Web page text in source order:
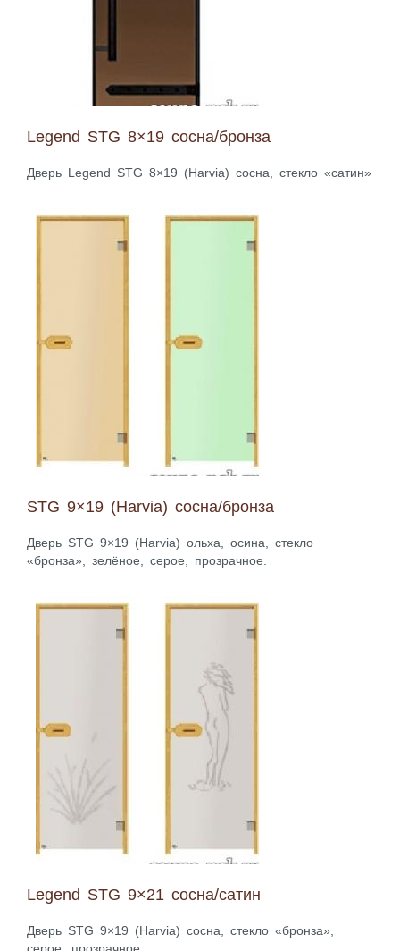
Legend STG 8×19 сосна/бронза
Дверь Legend STG 8×19 (Harvia) сосна, стекло «сатин»
STG 9×19 (Harvia) сосна/бронза
Дверь STG 9×19 (Harvia) ольха, осина, стекло
«бронза», зелёное, серое, прозрачное.
Legend STG 9×21 сосна/сатин
Дверь STG 9×19 (Harvia) сосна, стекло «бронза»,